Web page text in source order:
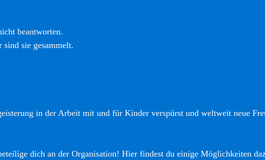
beantworten.
sie gesammelt.
in der Arbeit mit und für Kinder verspürst und weltweit neue
dich an der Organisation! Hier findest du einige Möglichkeiten